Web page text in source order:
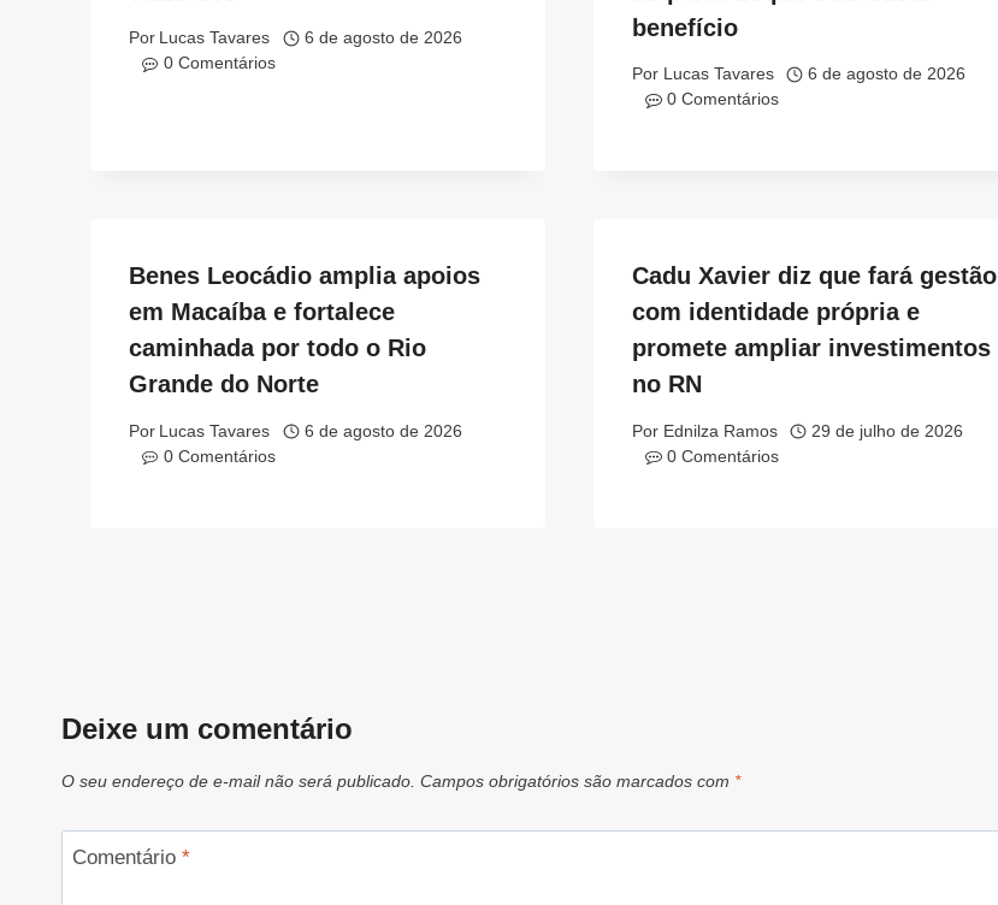
Por Lucas Tavares
6 de agosto de 2026
0 Comentários
benefício
Por Lucas Tavares
6 de agosto de 2026
0 Comentários
Benes Leocádio amplia apoios
em Macaíba e fortalece
caminhada por todo o Rio
Grande do Norte
Por Lucas Tavares
6 de agosto de 2026
0 Comentários
Cadu Xavier diz que fará gestão
com identidade própria e
promete ampliar investimentos
no RN
Por Ednilza Ramos
29 de julho de 2026
0 Comentários
Deixe um comentário
O seu endereço de e-mail não será publicado. Campos obrigatórios são marcados com *
Comentário *